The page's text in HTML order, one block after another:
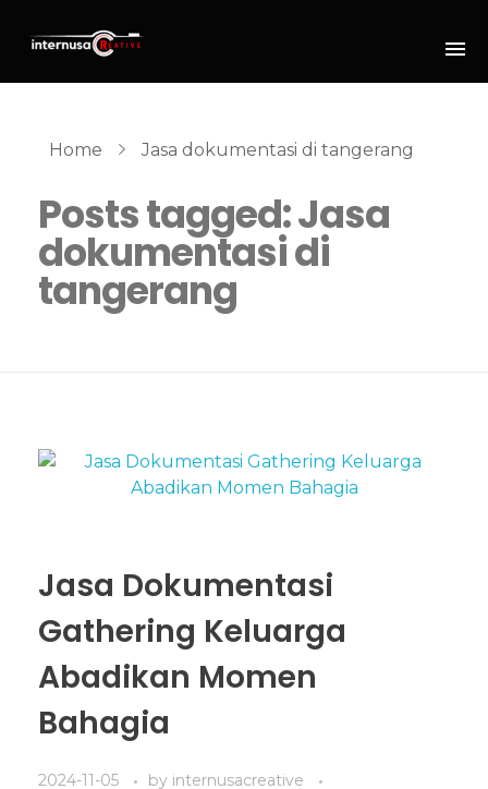
Home Jasa dokumentasi di tangerang
Posts tagged: Jasa
dokumentasi di
tangerang
Jasa Dokumentasi
Gathering Keluarga
Abadikan Momen
Bahagia
2024-11-05 by internusacreative